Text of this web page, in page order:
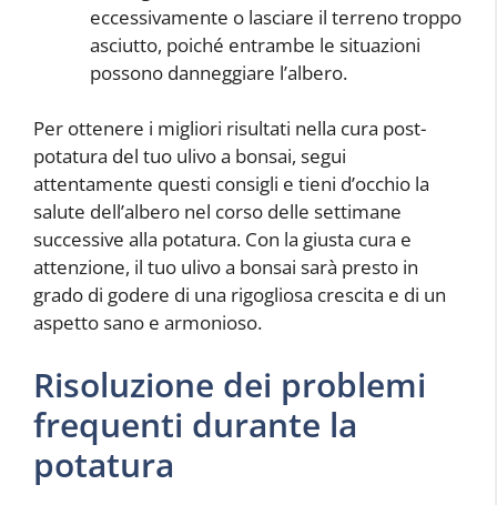
eccessivamente o lasciare il terreno troppo
asciutto, poiché entrambe le situazioni
possono danneggiare l’albero.
Per ottenere i migliori risultati nella cura post-
potatura del tuo ulivo a bonsai, segui
attentamente questi consigli e tieni d’occhio la
salute dell’albero nel corso delle settimane
successive alla potatura. Con la giusta cura e
attenzione, il tuo ulivo a bonsai sarà presto in
grado di godere di una rigogliosa crescita e di un
aspetto sano e armonioso.
Risoluzione dei problemi
frequenti durante la
potatura